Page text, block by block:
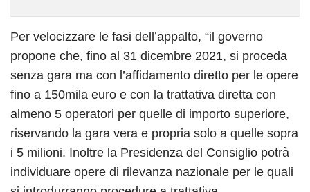
Per velocizzare le fasi dell’appalto, “il governo
propone che, fino al 31 dicembre 2021, si proceda
senza gara ma con l’affidamento diretto per le opere
fino a 150mila euro e con la trattativa diretta con
almeno 5 operatori per quelle di importo superiore,
riservando la gara vera e propria solo a quelle sopra
i 5 milioni. Inoltre la Presidenza del Consiglio potrà
individuare opere di rilevanza nazionale per le quali